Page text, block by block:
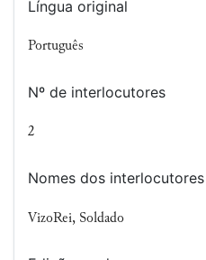
Língua original
Português
Nº de interlocutores
2
Nomes dos interlocutores
VizoRei, Soldado